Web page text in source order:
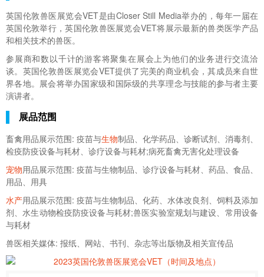
英国伦敦兽医展览会VET是由Closer Still Media举办的，每年一届在
英国伦敦举行，英国伦敦兽医展览会VET将展示最新的兽类医学产品
和相关技术的兽医。
参展商和数以千计的游客将聚集在展会上为他们的业务进行交流洽
谈。英国伦敦兽医展览会VET提供了完美的商业机会，其成员来自世
界各地。展会将举办国家级和国际级的共享理念与技能的参与者主要
演讲者。
展品范围
畜禽用品展示范围: 疫苗与生物制品、化学药品、诊断试剂、消毒剂、
检疫防疫设备与耗材、诊疗设备与耗材;病死畜禽无害化处理设备
宠物用品展示范围: 疫苗与生物制品、诊疗设备与耗材、药品、食品、
用品、用具
水产用品展示范围: 疫苗与生物制品、化药、水体改良剂、饲料及添加
剂、水生动物检疫防疫设备与耗材;兽医实验室规划与建设、常用设备
与耗材
兽医相关媒体: 报纸、网站、书刊、杂志等出版物及相关宣传品